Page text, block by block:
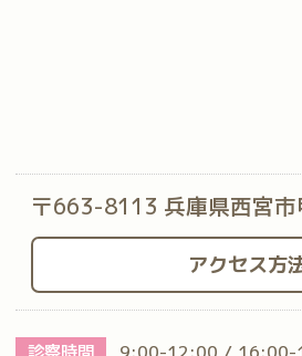
〒663-8113 兵庫県西宮
アクセス方